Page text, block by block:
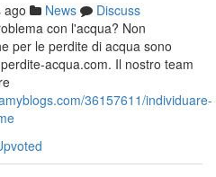
ago News
Discuss
con l'acqua? Non
per le perdite di acqua sono
acqua.com. Il nostro team
36157611/individuare-